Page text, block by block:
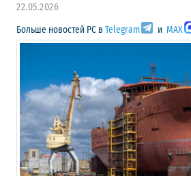
22.05.2026
Больше новостей РС в Telegram и MAX